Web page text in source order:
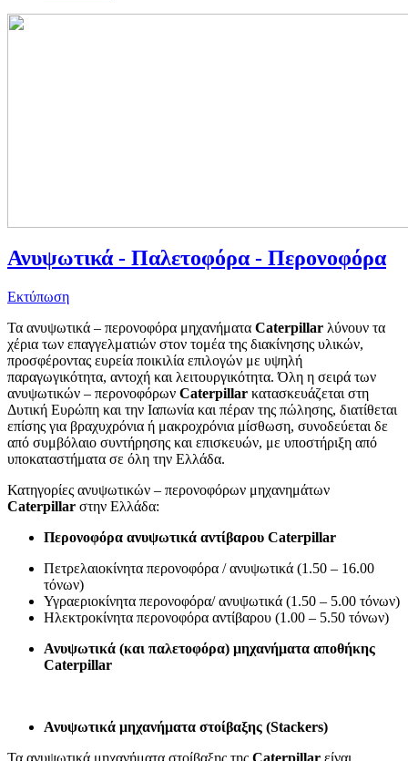
Ανυψωτικά - Παλετοφόρα - Περονοφόρα
Εκτύπωση
Τα ανυψωτικά – περονοφόρα μηχανήματα Caterpillar λύνουν τα
χέρια των επαγγελματιών στον τομέα της διακίνησης υλικών,
προσφέροντας ευρεία ποικιλία επιλογών με υψηλή
παραγωγικότητα, αντοχή και λειτουργικότητα. Όλη η σειρά των
ανυψωτικών – περονοφόρων Caterpillar κατασκευάζεται στη
Δυτική Ευρώπη και την Ιαπωνία και πέραν της πώλησης, διατίθεται
επίσης για βραχυχρόνια ή μακροχρόνια μίσθωση, συνοδεύεται δε
από συμβόλαιο συντήρησης και επισκευών, με υποστήριξη από
υποκαταστήματα σε όλη την Ελλάδα.
Κατηγορίες ανυψωτικών – περονοφόρων μηχανημάτων
Caterpillar στην Ελλάδα:
Περονοφόρα ανυψωτικά αντίβαρου Caterpillar
Πετρελαιοκίνητα περονοφόρα / ανυψωτικά (1.50 – 16.00
τόνων)
Υγραεριοκίνητα περονοφόρα/ ανυψωτικά (1.50 – 5.00 τόνων)
Ηλεκτροκίνητα περονοφόρα αντίβαρου (1.00 – 5.50 τόνων)
Ανυψωτικά (και παλετοφόρα) μηχανήματα αποθήκης
Caterpillar
Ανυψωτικά μηχανήματα στοίβαξης (Stackers)